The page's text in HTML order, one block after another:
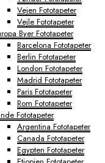
Vejen Fototapeter
Vejle Fototapeter
Byer Fototapeter
Barcelona Fototapeter
Berlin Fototapeter
London Fototapeter
Madrid Fototapeter
Paris Fototapeter
Rom Fototapeter
Fototapeter
Argentina Fototapeter
Canada Fototapeter
Egypten Fototapeter